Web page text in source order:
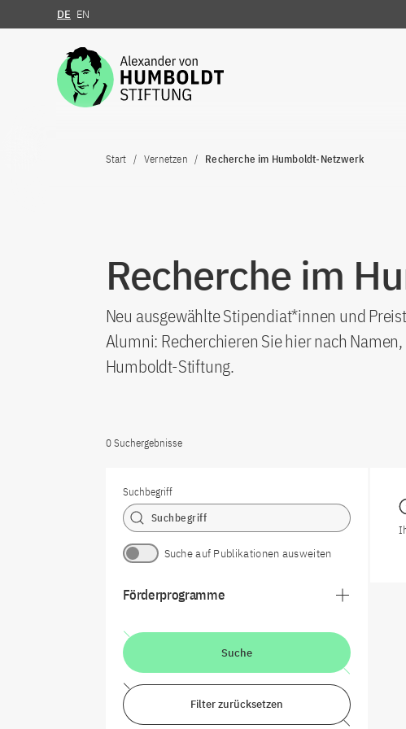
Zum Inhalt springen
DE EN
Start Vernetzen Recherche im Humboldt-Netzwerk
Recherche im
Neu ausgewählte Stipendiat*innen und
Alumni: Recherchieren Sie hier nach
Humboldt-Stiftung.
0 Suchergebnisse
Suchbegriff
Suche auf Publikationen ausweiten
Förderprogramme
Suche
Filter zurücksetzen